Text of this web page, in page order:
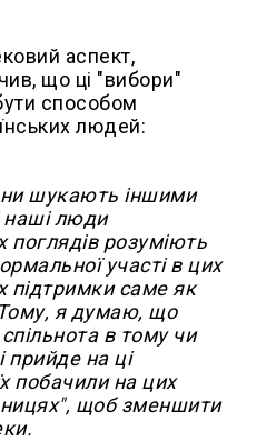
аспект,
що ці "вибори"
способом
людей:
шукають іншими
наші люди
поглядів розуміють
участі в цих
підтримки саме як
я думаю, що
в тому чи
прийде на ці
побачили на цих
щоб зменшити